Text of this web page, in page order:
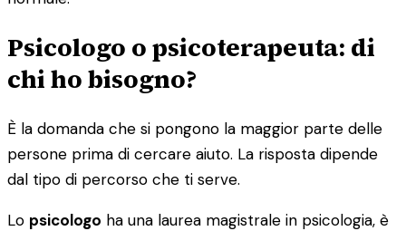
Psicologo o psicoterapeuta: di
chi ho bisogno?
È la domanda che si pongono la maggior parte delle
persone prima di cercare aiuto. La risposta dipende
dal tipo di percorso che ti serve.
Lo psicologo ha una laurea magistrale in psicologia, è